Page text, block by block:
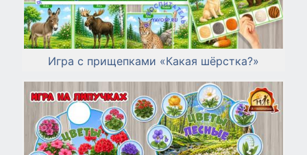
Игра с прищепками «Какая шёрстка?»